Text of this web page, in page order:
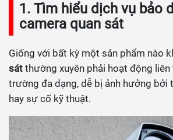
1. Tìm hiểu dịch vụ bảo
camera quan sát
Giống với bất kỳ một sản phẩm nào
sát thường xuyên phải hoạt động
trường đa dạng, dễ bị ảnh hưởng bởi
hay sự cố kỹ thuật.